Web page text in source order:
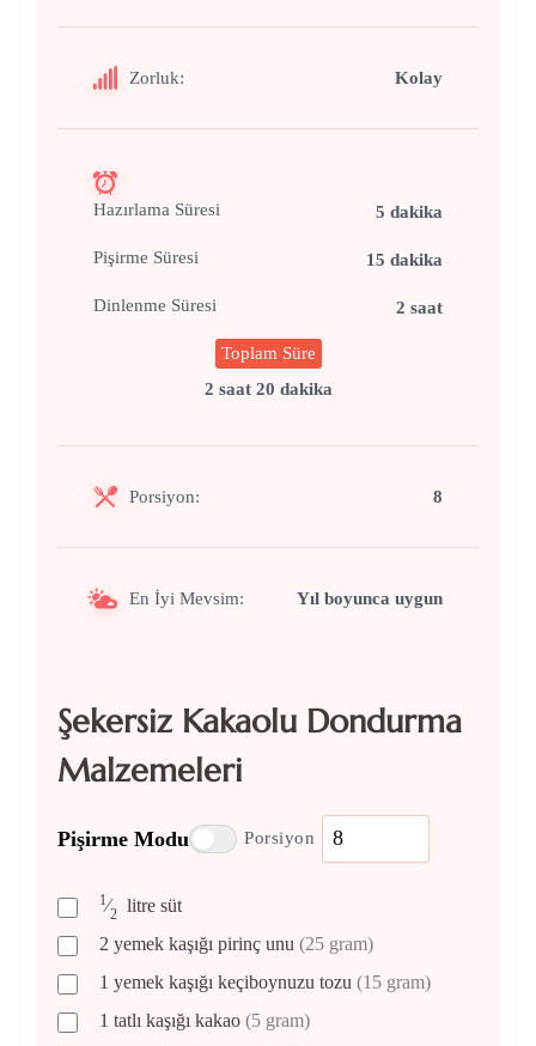
Zorluk: Kolay
Hazırlama Süresi 5 dakika
Pişirme Süresi 15 dakika
Dinlenme Süresi 2 saat
Toplam Süre
2 saat 20 dakika
Porsiyon: 8
En İyi Mevsim: Yıl boyunca uygun
Şekersiz Kakaolu Dondurma
Malzemeleri
Pişirme Modu Porsiyon
1⁄2 litre süt
2 yemek kaşığı pirinç unu (25 gram)
1 yemek kaşığı keçiboynuzu tozu (15 gram)
1 tatlı kaşığı kakao (5 gram)